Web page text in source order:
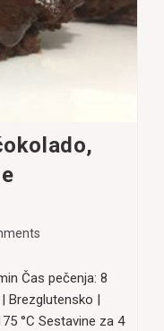
Čas pečenja: 8
Brezglutensko |
°C Sestavine za 4